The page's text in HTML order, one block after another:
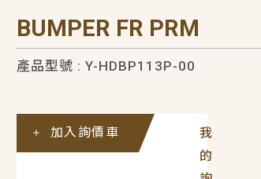
BUMPER FR PRM
產品型號 : Y-HDBP113P-00
我
的
加入詢價車